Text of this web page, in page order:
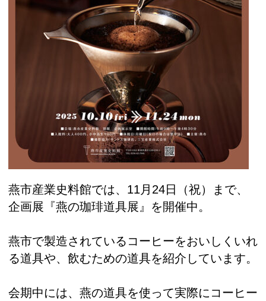
燕市産業史料館では、11月24日（祝）まで、
企画展『燕の珈琲道具展』を開催中。
燕市で製造されているコーヒーをおいしくいれ
る道具や、飲むための道具を紹介しています。
会期中には、燕の道具を使って実際にコーヒー